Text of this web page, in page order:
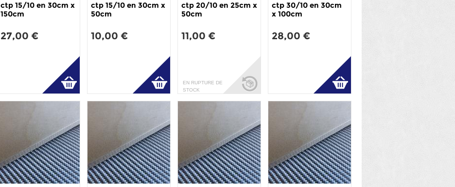
ctp 15/10 en 30cm x
150cm
27,00 €
ctp 15/10 en 30cm x
50cm
10,00 €
ctp 20/10 en 25cm x
50cm
EN RUPTURE DE
STOCK
11,00 €
ctp 30/10 en 30cm
x 100cm
28,00 €